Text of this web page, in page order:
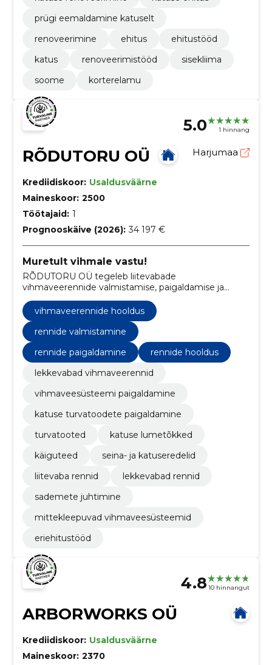
prügi eemaldamine katuselt
renoveerimine
ehitus
ehitustööd
katus
renoveerimistööd
sisekliima
soome
korterelamu
5.0 1 hinnang
RÕDUTORU OÜ Harjumaa
Krediidiskoor: Usaldusväärne
Maineskoor: 2500
Töötajaid: 1
Prognooskäive (2026): 34 197 €
Muretult vihmale vastu!
RÕDUTORU OÜ tegeleb liitevabade
vihmaveerennide valmistamise, paigaldamise ja
hooldusega, samuti katuse turvatoodete, nagu
redelid ja lumetõkked, paigaldamisega.
vihmaveerennide hooldus
rennide valmistamine
rennide paigaldamine
rennide hooldus
lekkevabad vihmaveerennid
vihmaveesüsteemi paigaldamine
katuse turvatoodete paigaldamine
turvatooted
katuse lumetõkked
käiguteed
seina- ja katuseredelid
liitevaba rennid
lekkevabad rennid
sademete juhtimine
mittekleepuvad vihmaveesüsteemid
eriehitustööd
4.8 10 hinnangut
ARBORWORKS OÜ
Krediidiskoor: Usaldusväärne
Maineskoor: 2370